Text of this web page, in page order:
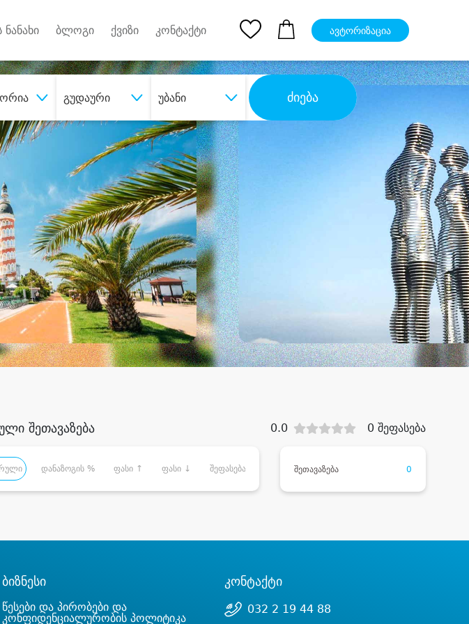
ბლოგი ქვიზი კონტაქტი ავტორიზაცია
გუდაური უბანი ძიება
მომსახურებადიდი დანაზოგით
შეთავაზება 0.0 0 შეფასება
დანაზოგის % ფასი ↑ ფასი ↓ შეფასება შეთავაზება 0
ბიზნესი
წესები და პირობები და
კონფიდენციალურობის პოლიტიკა
კონტაქტი
032 2 19 44 88